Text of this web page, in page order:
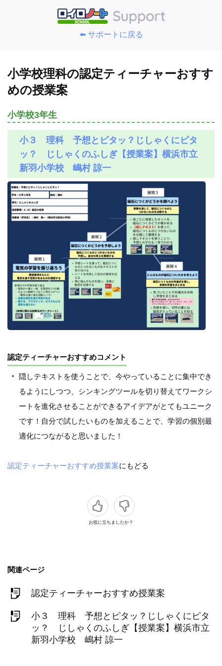
⬅️ サポートに戻る
小学校理科の認定ティーチャーおすす
めの授業案
小学校3年生
小３ 理科 予想とピタッ？じしゃくにピタ
ッ？ じしゃくのふしぎ【授業案】横浜市立
新羽小学校 嶋村 諒一
認定ティーチャーおすすめコメント
隠しテキストを使うことで、今やっていることに集中でき
るようにしつつ、シンキングツールを切り替えてワークシ
ートを進化させることができるアイデアがとてもユニーク
です！自分で試したいものを加えることで、学習の個別最
適化につながると思いました！
認定ティーチャーおすすめ授業案にもどる
お役に立ちましたか？
関連ページ
認定ティーチャーおすすめ授業案
小３ 理科 予想とピタッ？じしゃくにピタ
ッ？ じしゃくのふしぎ【授業案】横浜市立
新羽小学校 嶋村 諒一